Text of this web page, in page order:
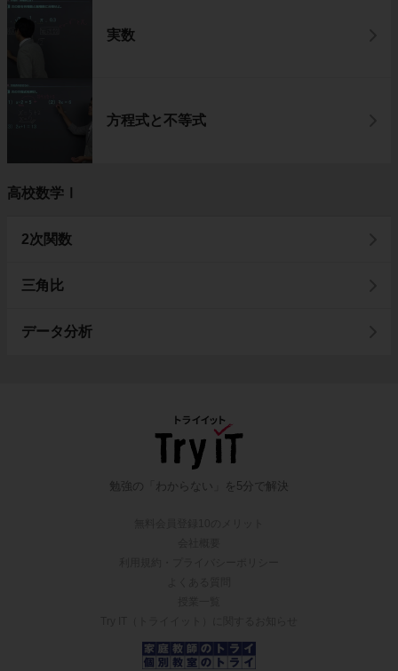
実数
方程式と不等式
高校数学Ⅰ
2次関数
三角比
データ分析
勉強の「わからない」を5分で解決